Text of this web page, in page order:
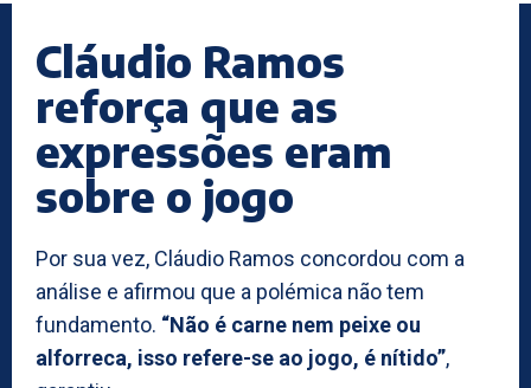
Cláudio Ramos
reforça que as
expressões eram
sobre o jogo
Por sua vez, Cláudio Ramos concordou com a
análise e afirmou que a polémica não tem
fundamento. “Não é carne nem peixe ou
alforreca, isso refere-se ao jogo, é nítido”,